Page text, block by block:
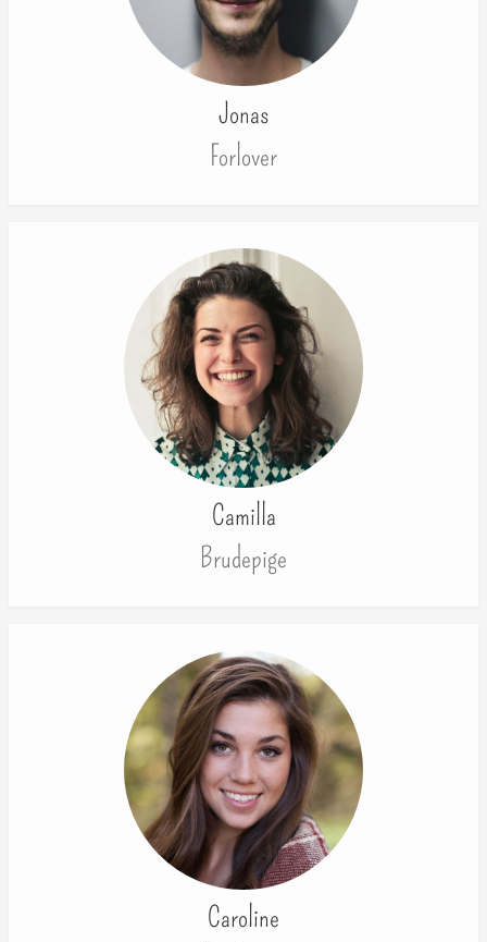
Jonas
Forlover
Camilla
Brudepige
Caroline